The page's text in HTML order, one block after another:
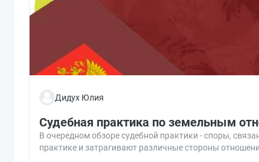
Дидух Юлия
Судебная практика по земельным
В очередном обзоре судебной практики - споры,
практике и затрагивают различные стороны